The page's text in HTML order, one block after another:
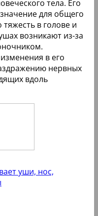
тела. Его
для общего
в голове и
возникают из-за
в его
нервных
вдоль
уши, нос,